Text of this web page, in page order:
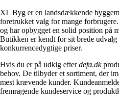
XL Byg er en landsdækkende
foretrukket valg for mange
og har opbygget en solid position på
Butikken er kendt for sit brede
konkurrencedygtige priser.
Hvis du er på udkig efterdefa.dk
behov. De tilbyder et sortiment, der
mest krævende kunder.
fremragende kundeservice og